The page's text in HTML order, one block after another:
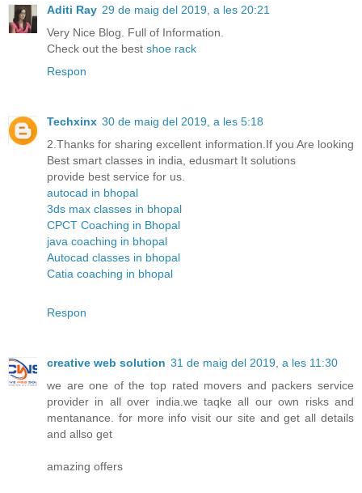
Aditi Ray 29 de maig del 2019, a les 20:21
Very Nice Blog. Full of Information.
Check out the best shoe rack
Respon
Techxinx 30 de maig del 2019, a les 5:18
2.Thanks for sharing excellent information.If you Are looking
Best smart classes in india, edusmart It solutions
provide best service for us.
autocad in bhopal
3ds max classes in bhopal
CPCT Coaching in Bhopal
java coaching in bhopal
Autocad classes in bhopal
Catia coaching in bhopal
Respon
creative web solution 31 de maig del 2019, a les 11:30
we are one of the top rated movers and packers service
provider in all over india.we taqke all our own risks and
mentanance. for more info visit our site and get all details
and allso get
amazing offers